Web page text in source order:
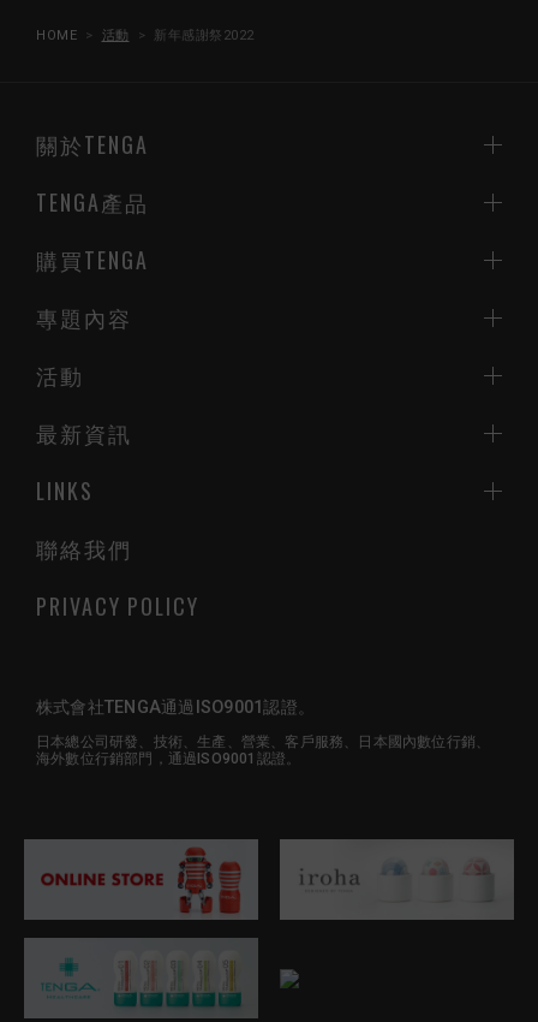
HOME 活動 新年感謝祭2022
關於TENGA
TENGA產品
購買TENGA
專題內容
最新資訊
聯絡我們
PRIVACY POLICY
活動
LINKS
株式會社TENGA通過ISO9001認證。
日本總公司研發、技術、生產、營業、客戶服務、日本國內數位行銷、
海外數位行銷部門，通過ISO9001認證。